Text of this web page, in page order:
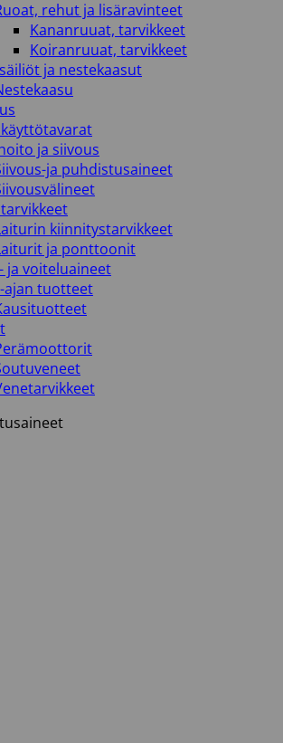
rehut ja lisäravinteet
Kananruuat, tarvikkeet
Koiranruuat, tarvikkeet
ja nestekaasut
ja siivous
ja puhdistusaineet
kiinnitystarvikkeet
ja ponttoonit
ja voiteluaineet
ajan tuotteet